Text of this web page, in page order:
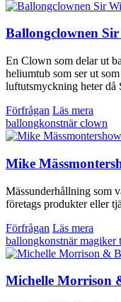
Ballongclownen
En Clown som delar ut
heliumtub som ser ut
luftutsmyckning heter då
Förfrågan Läs mera
ballongkonstnärclown
Mike
Mässunderhållning som
företags produkter eller
Förfrågan Läs mera
ballongkonstnärmagiker
Michelle Morrison